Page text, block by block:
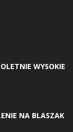
WYSOKIE
NA BLASZAK